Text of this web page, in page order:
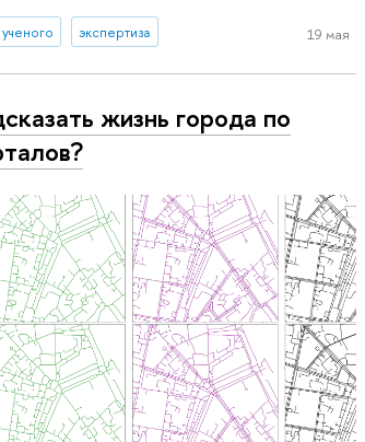
ученого экспертиза 19 мая
жизнь города по